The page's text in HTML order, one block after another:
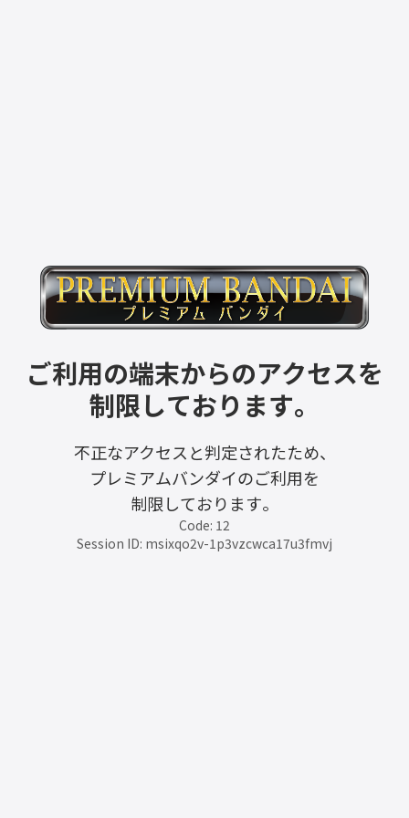
ご利用の端末からのアクセスを
制限しております。
不正なアクセスと判定されたため、
プレミアムバンダイのご利用を
制限しております。
Code: 12
Session ID: msixqo2v-1p3vzcwca17u3fmvj